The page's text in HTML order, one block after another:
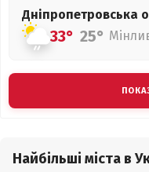
Дніпропетровська
33° 25°
Найбільші міста в